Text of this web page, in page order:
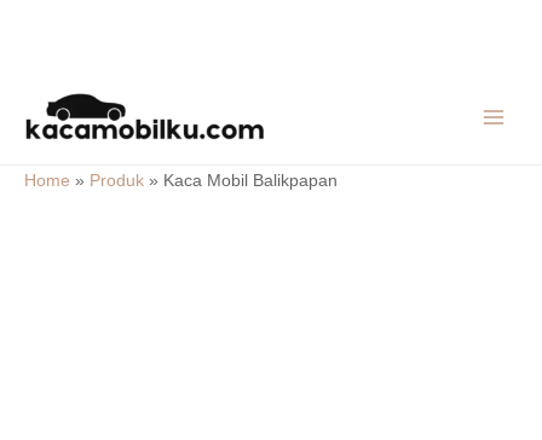
content
Home » Produk » Kaca Mobil Balikpapan